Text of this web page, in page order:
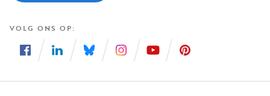
VOLG ONS OP
ons
ons
ons
ons
ons
ons